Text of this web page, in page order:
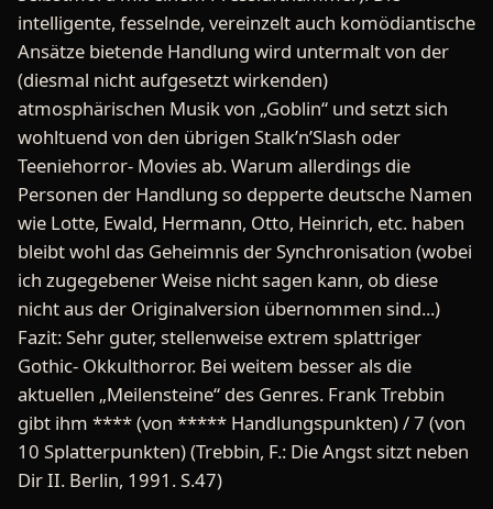
intelligente, fesselnde, vereinzelt auch komödiantische
Ansätze bietende Handlung wird untermalt von der
(diesmal nicht aufgesetzt wirkenden)
atmosphärischen Musik von „Goblin“ und setzt sich
wohltuend von den übrigen Stalk’n’Slash oder
Teeniehorror- Movies ab. Warum allerdings die
Personen der Handlung so depperte deutsche Namen
wie Lotte, Ewald, Hermann, Otto, Heinrich, etc. haben
bleibt wohl das Geheimnis der Synchronisation (wobei
ich zugegebener Weise nicht sagen kann, ob diese
nicht aus der Originalversion übernommen sind...)
Fazit: Sehr guter, stellenweise extrem splattriger
Gothic- Okkulthorror. Bei weitem besser als die
aktuellen „Meilensteine“ des Genres. Frank Trebbin
gibt ihm **** (von ***** Handlungspunkten) / 7 (von
10 Splatterpunkten) (Trebbin, F.: Die Angst sitzt neben
Dir II. Berlin, 1991. S.47)